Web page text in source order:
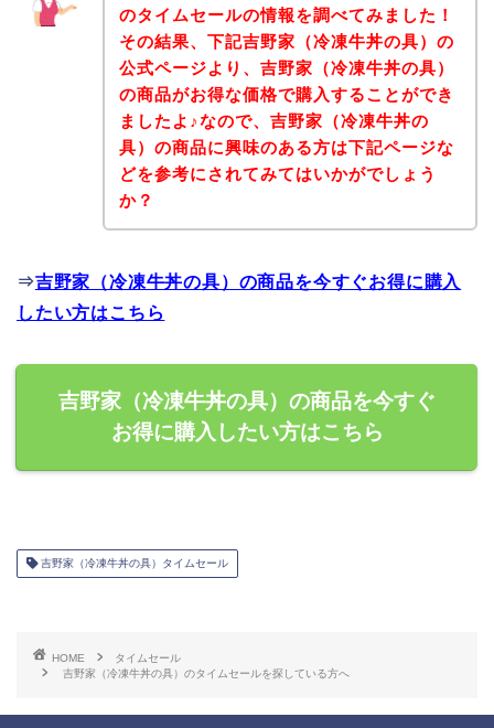
のタイムセールの情報を調べてみました！
その結果、下記吉野家（冷凍牛丼の具）の
公式ページより、吉野家（冷凍牛丼の具）
の商品がお得な価格で購入することができ
ましたよ♪なので、吉野家（冷凍牛丼の
具）の商品に興味のある方は下記ページな
どを参考にされてみてはいかがでしょう
か？
⇒吉野家（冷凍牛丼の具）の商品を今すぐお得に購入
したい方はこちら
吉野家（冷凍牛丼の具）の商品を今すぐ
お得に購入したい方はこちら
吉野家（冷凍牛丼の具）タイムセール
HOME
タイムセール
吉野家（冷凍牛丼の具）のタイムセールを探している方へ